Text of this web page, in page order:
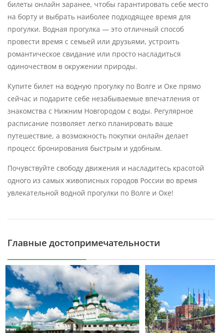
билеты онлайн заранее, чтобы гарантировать себе место
на борту и выбрать наиболее подходящее время для
прогулки. Водная прогулка — это отличный способ
провести время с семьей или друзьями, устроить
романтическое свидание или просто насладиться
одиночеством в окружении природы.
Купите билет на водную прогулку по Волге и Оке прямо
сейчас и подарите себе незабываемые впечатления от
знакомства с Нижним Новгородом с воды. Регулярное
расписание позволяет легко планировать ваше
путешествие, а возможность покупки онлайн делает
процесс бронирования быстрым и удобным.
Почувствуйте свободу движения и насладитесь красотой
одного из самых живописных городов России во время
увлекательной водной прогулки по Волге и Оке!
Главные достопримечательности